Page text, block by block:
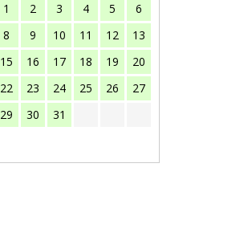
1 2 3 4 5
6
8 9 10 11 12
13
15 16 17 18 19
20
22 23 24 25 26
27
29 30 31